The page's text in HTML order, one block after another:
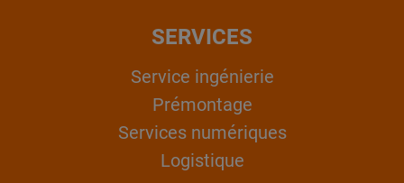
SERVICES
Service ingénierie
Prémontage
Services numériques
Logistique